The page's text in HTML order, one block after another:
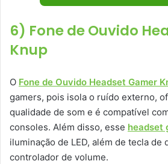
6) Fone de Ouvido
Knup
O Fone de Ouvido Headset Gamer
gamers, pois isola o ruído externo,
qualidade de som e é compatível
consoles. Além disso, esse headset
iluminação de LED, além de tecla de
controlador de volume.